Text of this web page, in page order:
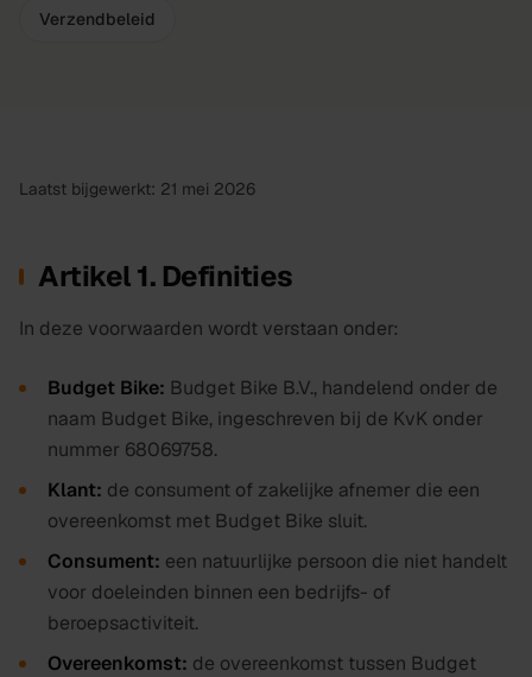
Verzendbeleid
Laatst bijgewerkt: 21 mei 2026
Artikel 1. Definities
In deze voorwaarden wordt verstaan onder:
Budget Bike: Budget Bike B.V., handelend onder de
naam Budget Bike, ingeschreven bij de KvK onder
nummer 68069758.
Klant: de consument of zakelijke afnemer die een
overeenkomst met Budget Bike sluit.
Consument: een natuurlijke persoon die niet handelt
voor doeleinden binnen een bedrijfs- of
beroepsactiviteit.
Overeenkomst: de overeenkomst tussen Budget